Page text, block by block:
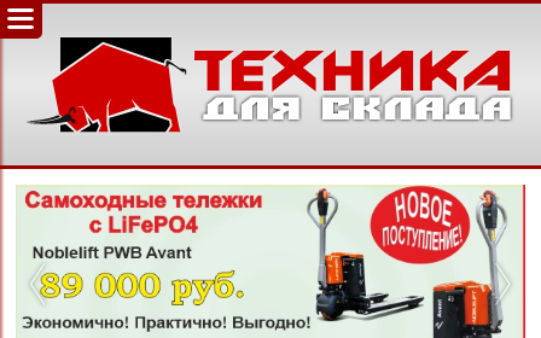
‹ ›